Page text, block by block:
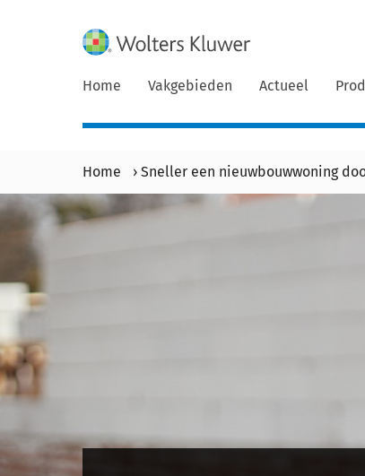
Home Vakgebieden Actueel
Home › Sneller een nieuwbouwwoning